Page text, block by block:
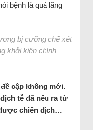
bệnh là quá lãng
bị cưỡng chế xét
khởi kiện chính
cập không mới.
tễ đã nêu ra từ
chiến dịch…